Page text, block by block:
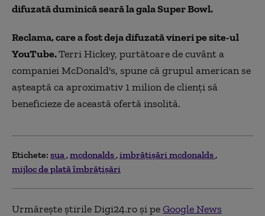
difuzată duminică seară la gala Super Bowl.
Reclama, care a fost deja difuzată vineri pe site-ul
YouTube.Terri Hickey, purtătoare de cuvânt a
companiei McDonald's, spune că grupul american se
aşteaptă ca aproximativ 1 milion de clienţi să
beneficieze de această ofertă insolită.
Etichete: sua mcdonalds imbrățișări mcdonalds
mijloc de plată îmbrățișări
Urmărește știrile Digi24.ro și peGoogle News